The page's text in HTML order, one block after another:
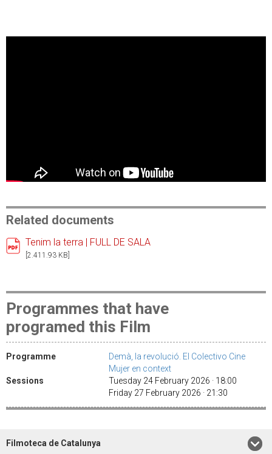
Related documents
Tenim la terra | FULL DE SALA
[2.411.93 KB]
Programmes that have
programed this Film
Programme
Demà, la revolució. El Colectivo Cine
Mujer en context
Sessions
Tuesday 24 February 2026 · 18:00
Friday 27 February 2026 · 21:30
Filmoteca de Catalunya